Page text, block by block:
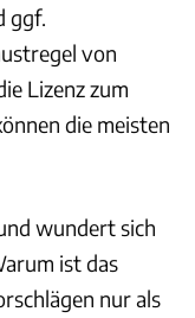
ggf.
von
Lizenz zum
die meisten
wundert sich
ist das
nur als